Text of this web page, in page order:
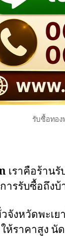
รับซื้อทอง
เราคือร้าน
ารรับซื้อถึงบ้
งหวัดพะเย
ห้ราคาสูง